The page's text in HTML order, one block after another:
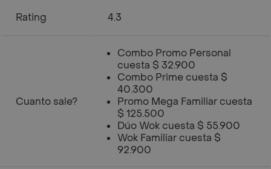
Rating 4.3
Cuanto sale?
Combo Promo Personal
cuesta $ 32.900
Combo Prime cuesta $
40.300
Promo Mega Familiar cuesta
$ 125.500
Dúo Wok cuesta $ 55.900
Wok Familiar cuesta $
92.900